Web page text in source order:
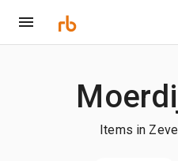
Items in